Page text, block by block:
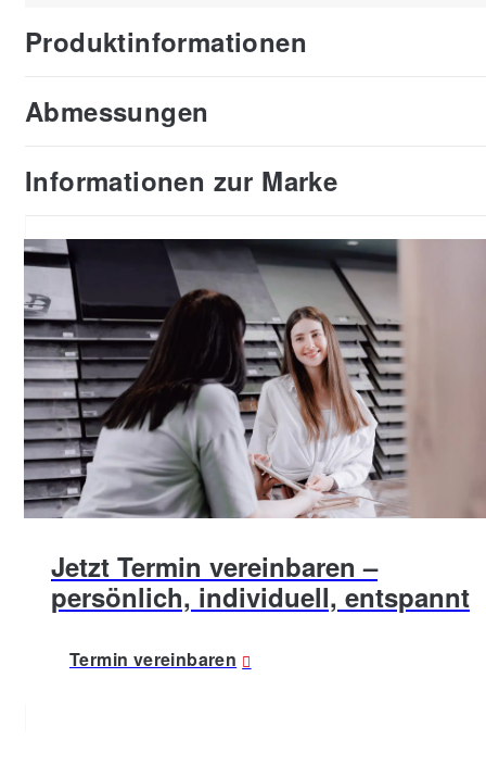
Produktinformationen
Abmessungen
Informationen zur Marke
Jetzt Termin vereinbaren –
persönlich, individuell, entspannt
Termin vereinbaren